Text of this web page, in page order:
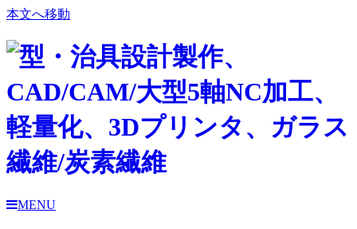
本文へ移動
MENU